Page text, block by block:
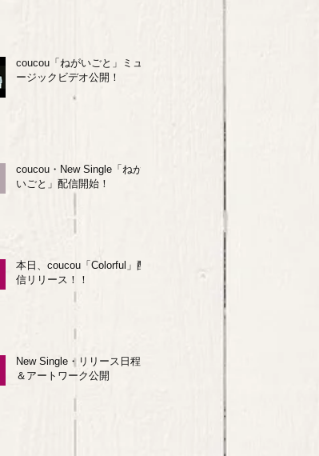
coucou「ねがいごと」ミュ
ージックビデオ公開！
coucou・New Single「ねが
いごと」配信開始！
本日、coucou「Colorful」配
信リリース！！
New Single・リリース日程
＆アートワーク公開